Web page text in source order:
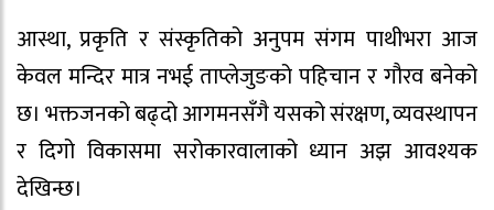
आस्था, प्रकृति र संस्कृतिको अनुपम संगम पाथीभरा आज
केवल मन्दिर मात्र नभई ताप्लेजुङको पहिचान र गौरव बनेको
छ। भक्तजनको बढ्दो आगमनसँगै यसको संरक्षण, व्यवस्थापन
र दिगो विकासमा सरोकारवालाको ध्यान अझ आवश्यक
देखिन्छ।